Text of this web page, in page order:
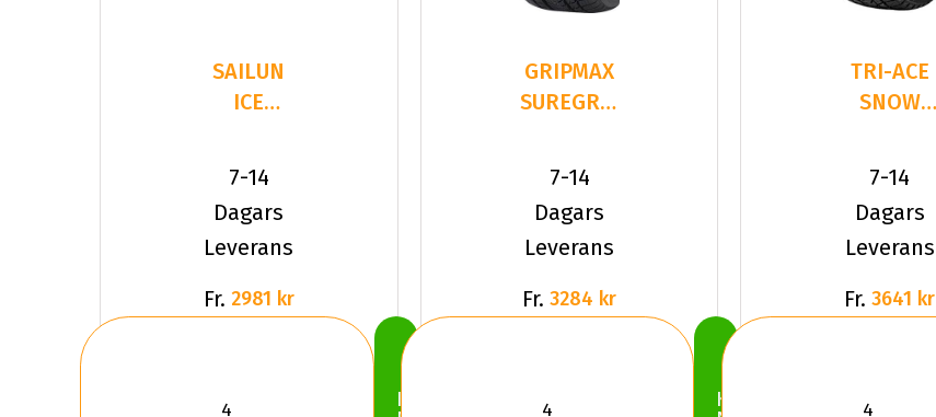
SAILUN
ICE
ALPINE
EVO 2
265/35R2
7-14
Dagars
Leverans
Fr. 2981 kr
Köp
GRIPMAX
SUREGRIP
WINTER
265/35R22
1
7-14
Dagars
Leverans
Fr. 3284 kr
Köp
TRI-ACE
SNOW
265/35R22
7-14
Dagars
Leverans
Fr. 3641 kr